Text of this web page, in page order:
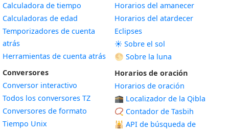
Calculadora de tiempo
Calculadoras de edad
Temporizadores de cuenta
atrás
Herramientas de cuenta atrás
Conversores
Conversor interactivo
Todos los conversores TZ
Conversores de formato
Tiempo Unix
Horarios del amanecer
Horarios del atardecer
Eclipses
☀️ Sobre el sol
🌕 Sobre la luna
Horarios de oración
Horarios de oración
🕋 Localizador de la Qibla
📿 Contador de Tasbih
🕌 API de búsqueda de